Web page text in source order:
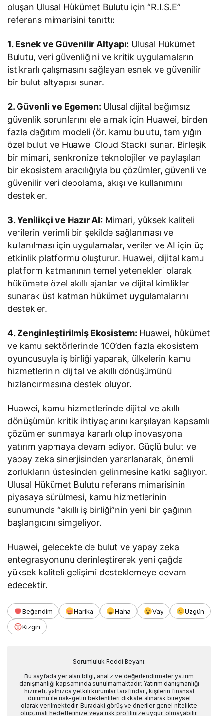
oluşan Ulusal Hükümet Bulutu için “R.I.S.E”
referans mimarisini tanıttı:
1. Esnek ve Güvenilir Altyapı: Ulusal Hükümet
Bulutu, veri güvenliğini ve kritik uygulamaların
istikrarlı çalışmasını sağlayan esnek ve güvenilir
bir bulut altyapısı sunar.
2. Güvenli ve Egemen: Ulusal dijital bağımsız
güvenlik sorunlarını ele almak için Huawei, birden
fazla dağıtım modeli (ör. kamu bulutu, tam yığın
özel bulut ve Huawei Cloud Stack) sunar. Birleşik
bir mimari, senkronize teknolojiler ve paylaşılan
bir ekosistem aracılığıyla bu çözümler, güvenli ve
güvenilir veri depolama, akışı ve kullanımını
destekler.
3. Yenilikçi ve Hazır AI: Mimari, yüksek kaliteli
verilerin verimli bir şekilde sağlanması ve
kullanılması için uygulamalar, veriler ve AI için üç
etkinlik platformu oluşturur. Huawei, dijital kamu
platform katmanının temel yetenekleri olarak
hükümete özel akıllı ajanlar ve dijital kimlikler
sunarak üst katman hükümet uygulamalarını
destekler.
4. Zenginleştirilmiş Ekosistem: Huawei, hükümet
ve kamu sektörlerinde 100’den fazla ekosistem
oyuncusuyla iş birliği yaparak, ülkelerin kamu
hizmetlerinin dijital ve akıllı dönüşümünü
hızlandırmasına destek oluyor.
Huawei, kamu hizmetlerinde dijital ve akıllı
dönüşümün kritik ihtiyaçlarını karşılayan kapsamlı
çözümler sunmaya kararlı olup inovasyona
yatırım yapmaya devam ediyor. Güçlü bulut ve
yapay zeka sinerjisinden yararlanarak, önemli
zorlukların üstesinden gelinmesine katkı sağlıyor.
Ulusal Hükümet Bulutu referans mimarisinin
piyasaya sürülmesi, kamu hizmetlerinin
sunumunda “akıllı iş birliği”nin yeni bir çağının
başlangıcını simgeliyor.
Huawei, gelecekte de bulut ve yapay zeka
entegrasyonunu derinleştirerek yeni çağda
yüksek kaliteli gelişimi desteklemeye devam
edecektir.
Beğendim Harika Haha Vay
Üzgün
Kızgın
Sorumluluk Reddi Beyanı:
Bu sayfada yer alan bilgi, analiz ve değerlendirmeler yatırım
danışmanlığı kapsamında sunulmamaktadır. Yatırım danışmanlığı
hizmeti, yalnızca yetkili kurumlar tarafından, kişilerin finansal
durumu ile risk-getiri beklentileri dikkate alınarak bireysel
olarak verilmektedir. Buradaki görüş ve öneriler genel nitelikte
olup, mali hedeflerinize veya risk profilinize uygun olmayabilir.